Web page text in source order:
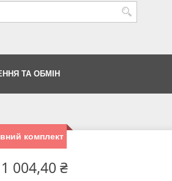
ТА ОБМІН
комплект
1 004,40 ₴